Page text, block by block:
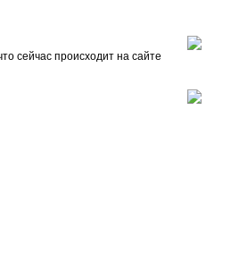
сейчас происходит на сайте